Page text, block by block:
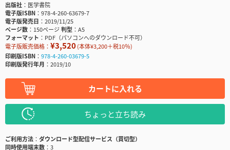
出版社
医学書院
電子版ISBN
978-4-260-63679-7
電子版発売日
2019/11/25
ページ数
150ページ判型
A5
フォーマット
PDF（パソコンへのダウンロード不可）
電子版販売価格： ¥3,520(本体¥3,200＋税10％)
印刷版ISBN
978-4-260-03679-5
印刷版発行年月
2019/10
カートに入れる
ちょっと立ち読み
ご利用方法
ダウンロード型配信サービス（買切型）
同時使用端末数
3